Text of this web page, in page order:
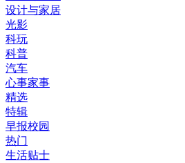
设计与家居
光影
科玩
科普
汽车
心事家事
精选
特辑
早报校园
热门
生活贴士